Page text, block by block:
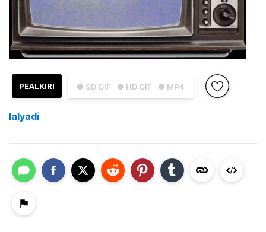
● SD GIF ● HD GIF ● MP4
PEALKIRI
lalyadi